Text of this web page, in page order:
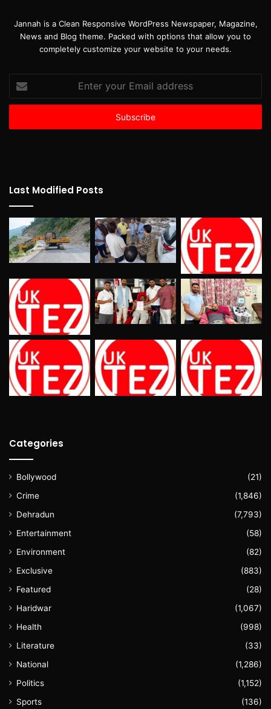
Jannah is a Clean Responsive WordPress Newspaper, Magazine,
News and Blog theme. Packed with options that allow you to
completely customize your website to your needs.
your
Email
Last Modified Posts
Categories
Bollywood
(21)
Crime
(1,846)
Dehradun
(7,793)
Entertainment
(58)
Environment
(82)
Exclusive
(883)
Featured
(28)
Haridwar
(1,067)
Health
(998)
Literature
(33)
National
(1,286)
Politics
(1,152)
Sports
(136)